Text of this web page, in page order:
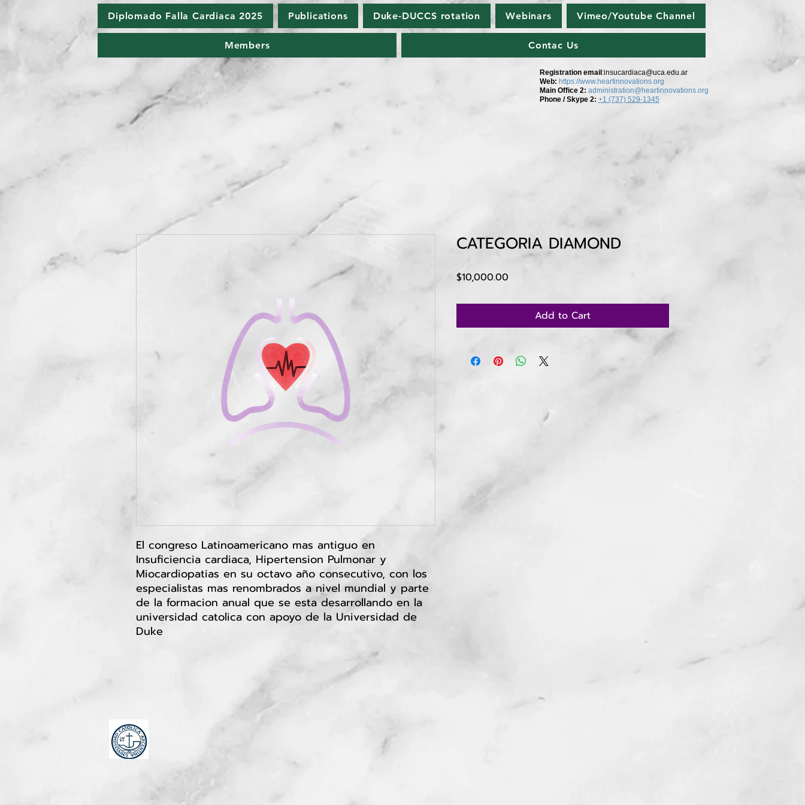
Diplomado Falla Cardiaca 2025 Publications Duke-DUCCS rotation Webinars Vimeo/Youtube Channel
Members Contac Us
Registration email :insucardiaca@uca.edu.ar
Web: https://www.heartinnovations.org
Main Office 2: administration@heartinnovations.org
Phone / Skype 2: +1 (737) 529-1345
El congreso Latinoamericano mas antiguo en
Insuficiencia cardiaca, Hipertension Pulmonar y
Miocardiopatias en su octavo año consecutivo, con los
especialistas mas renombrados a nivel mundial y parte
de la formacion anual que se esta desarrollando en la
universidad catolica con apoyo de la Universidad de
Duke
CATEGORIA DIAMOND
$10,000.00
Add to Cart